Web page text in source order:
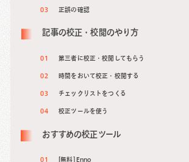
正誤の確認
記事の校正・校閲のやり方
第三者に校正・校閲してもらう
時間をおいて校正・校閲する
チェックリストをつくる
校正ツールを使う
おすすめの校正ツール
[無料] Enno